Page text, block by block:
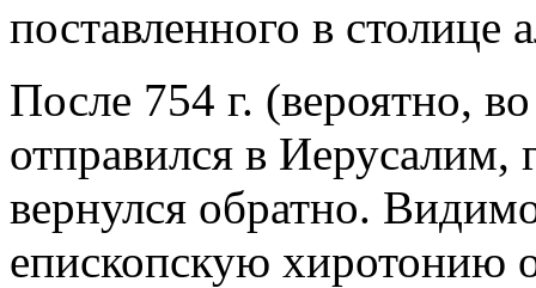
поставленного в столице
После 754 г. (вероятно,
отправился в Иерусалим,
вернулся обратно.
епископскую хиротонию